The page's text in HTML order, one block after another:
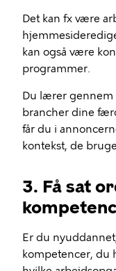
Det kan fx være
kan også være
programmer.
Du lærer gennem
brancher dine
får du i
kontekst, de
3. Få sat
Er du
kompetencer, du